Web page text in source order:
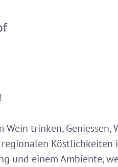
trinken, Geniessen,
Köstlichkeiten
und einem Ambiente,